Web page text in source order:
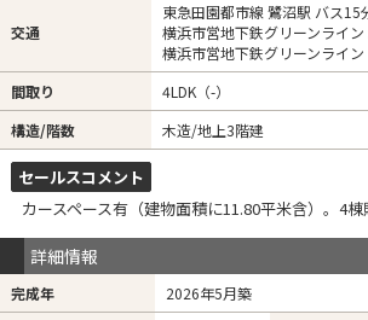
交通
東急田園都市線 鷺沼駅 バス15
横浜市営地下鉄グリーンライ
横浜市営地下鉄グリーンライ
間取り
4LDK（-）
構造/階数
木造/地上3階建
セールスコメント
カースペース有（建物面積に11.80平米含）。4棟
詳細情報
完成年
2026年5月築